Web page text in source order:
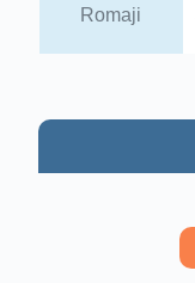
Romaji